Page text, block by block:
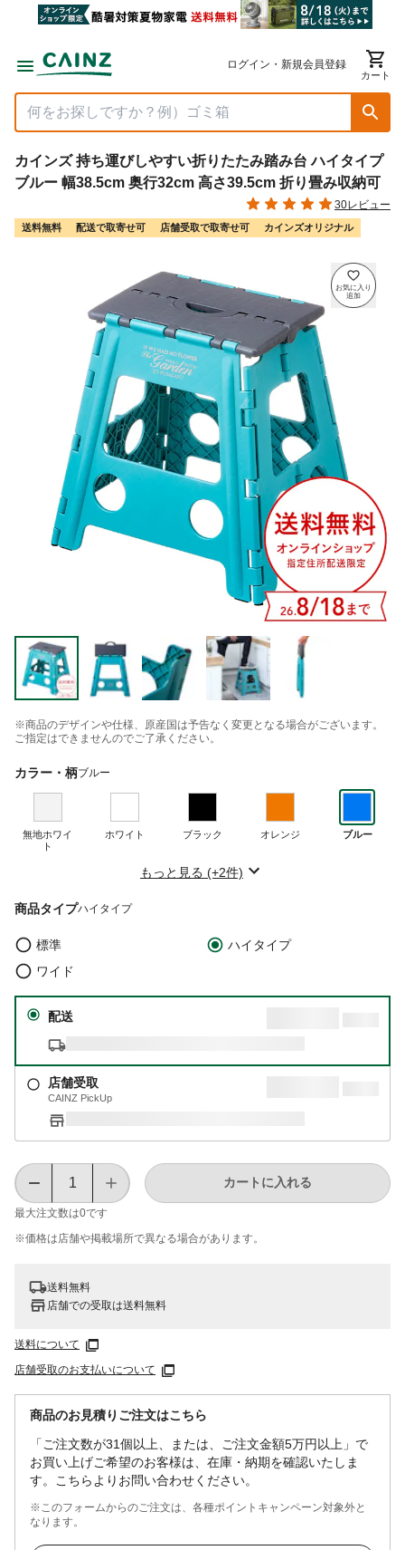
ログイン・新規会員登録
カート
カインズ 持ち運びしやすい折りたたみ踏み台 ハイタイプ
ブルー 幅38.5cm 奥行32cm 高さ39.5cm 折り畳み収納可
30レビュー
送料無料 配送で取寄せ可 店舗受取で取寄せ可 カインズオリジナル
※商品のデザインや仕様、原産国は予告なく変更となる場合がございます。
ご指定はできませんのでご了承ください。
カラー・柄ブルー
無地ホワイ
ト
ホワイト ブラック オレンジ ブルー
もっと見る (+2件)
商品タイプハイタイプ
標準
ハイタイプ
ワイド
配送
店舗受取
CAINZ PickUp
最大注文数は0です
カートに入れる
※価格は​店舗や​掲載場所で​異なる​場合が​あります。
送料無料
店舗での受取は送料無料
送料について
店舗受取のお支払いについて
商品のお見積りご注文はこちら
「ご注文数が31個以上、または、ご注文金額5万円以上」で
お買い上げご希望のお客様は、在庫・納期を確認いたしま
す。こちらよりお問い合わせください。
※このフォームからのご注文は、各種ポイントキャンペーン対象外と
なります。